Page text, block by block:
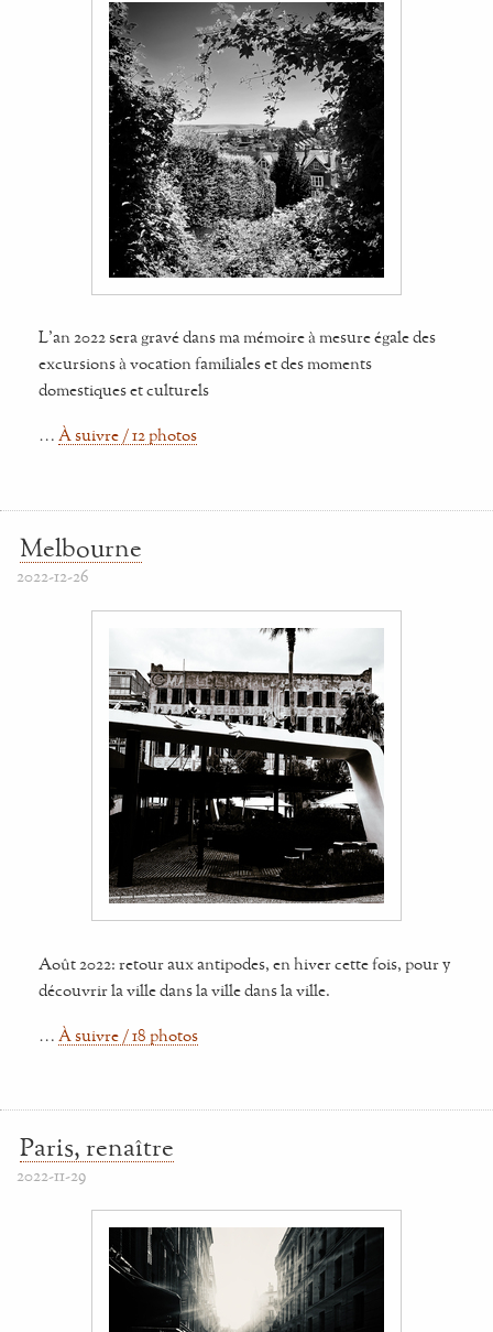
L'an 2022 sera gravé dans ma mémoire à mesure égale des
excursions à vocation familiales et des moments
domestiques et culturels
… À suivre / 12 photos
Melbourne
2022-12-26
Août 2022: retour aux antipodes, en hiver cette fois, pour y
découvrir la ville dans la ville dans la ville.
… À suivre / 18 photos
Paris, renaître
2022-11-29